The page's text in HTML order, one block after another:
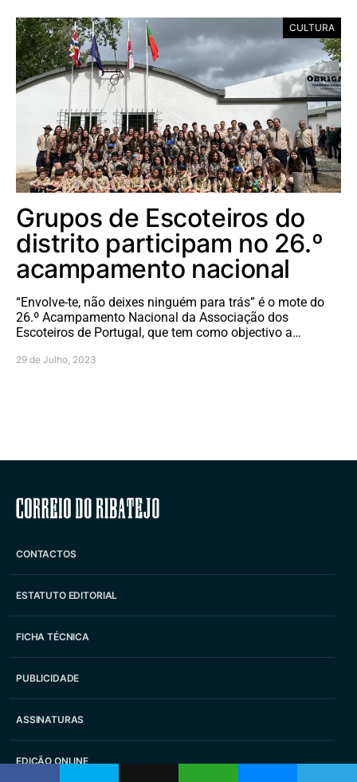
CULTURA
Grupos de Escoteiros do
distrito participam no 26.º
acampamento nacional
“Envolve-te, não deixes ninguém para trás” é o mote do
26.º Acampamento Nacional da Associação dos
Escoteiros de Portugal, que tem como objectivo a…
29 de Julho, 2023
Correio do Ribatejo
CONTACTOS
ESTATUTO EDITORIAL
FICHA TÉCNICA
PUBLICIDADE
ASSINATURAS
EDIÇÃO ONLINE